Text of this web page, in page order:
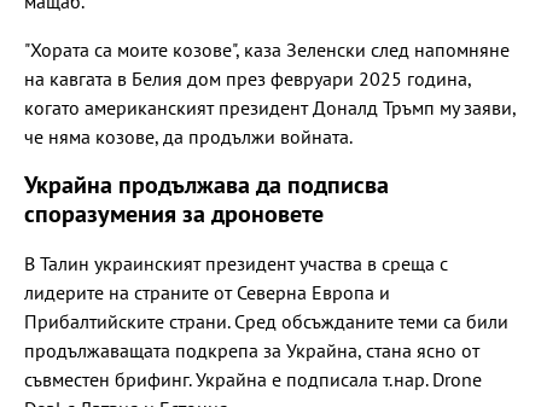
"Хората са моите козове", каза Зеленски след напомняне
на кавгата в Белия дом през февруари 2025 година,
когато американският президент Доналд Тръмп му заяви,
че няма козове, да продължи войната.
Украйна продължава да подписва
споразумения за дроновете
В Талин украинският президент участва в среща с
лидерите на страните от Северна Европа и
Прибалтийските страни. Сред обсъжданите теми са били
продължаващата подкрепа за Украйна, стана ясно от
съвместен брифинг. Украйна е подписала т.нар. Drone